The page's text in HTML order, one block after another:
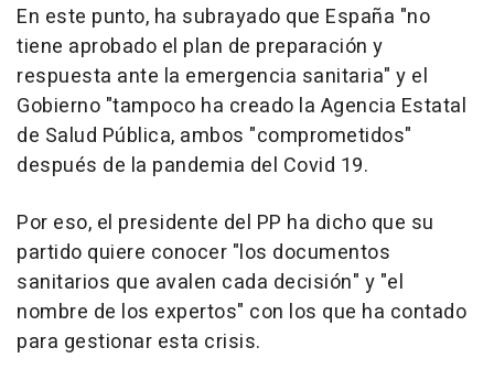
En este punto, ha subrayado que España "no
tiene aprobado el plan de preparación y
respuesta ante la emergencia sanitaria" y el
Gobierno "tampoco ha creado la Agencia Estatal
de Salud Pública, ambos "comprometidos"
después de la pandemia del Covid 19.
Por eso, el presidente del PP ha dicho que su
partido quiere conocer "los documentos
sanitarios que avalen cada decisión" y "el
nombre de los expertos" con los que ha contado
para gestionar esta crisis.